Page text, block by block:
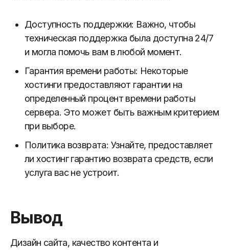
Доступность поддержки: Важно, чтобы
техническая поддержка была доступна 24/7
и могла помочь вам в любой момент.
Гарантия времени работы: Некоторые
хостинги предоставляют гарантии на
определенный процент времени работы
сервера. Это может быть важным критерием
при выборе.
Политика возврата: Узнайте, предоставляет
ли хостинг гарантию возврата средств, если
услуга вас не устроит.
Вывод
Дизайн сайта, качество контента и